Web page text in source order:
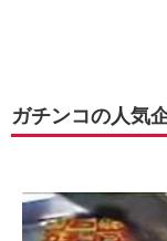
ガチンコの人気